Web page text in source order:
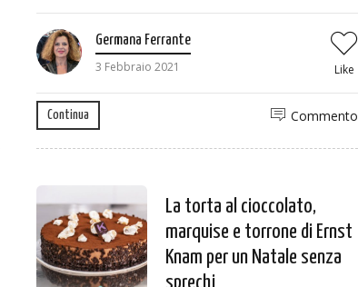
Germana Ferrante
3 Febbraio 2021
Like
Continua Commento
La torta al cioccolato,
marquise e torrone di Ernst
Knam per un Natale senza
sprechi